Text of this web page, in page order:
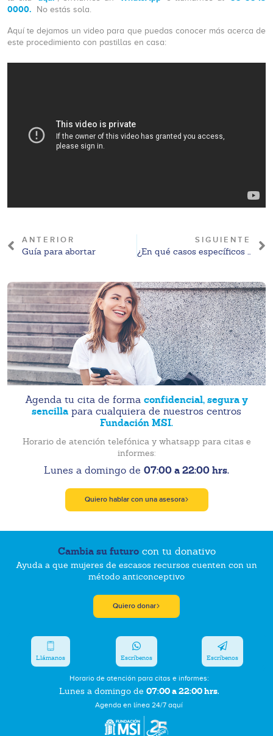
0000.
No estás sola.
Aquí te dejamos un video para que puedas conocer más acerca de
este procedimiento con pastillas en casa:
ANTERIOR
Guía para abortar
SIGUIENTE
¿En qué casos específicos es legal el aborto en México?
Agenda tu cita de forma confidencial, segura y
sencilla para cualquiera de nuestros centros
Fundación MSI.
Horario de atención telefónica y whatsapp para citas e
informes:
Lunes a domingo de 07:00 a 22:00 hrs.
Quiero hablar con una asesora
Cambia su futurocon tu donativo
Ayuda a que mujeres de escasos recursos cuenten con un
método anticonceptivo
Quiero donar
Horario de atención para citas e informes:
Lunes a domingo de 07:00 a 22:00 hrs.
Agenda en línea 24/7 aquí
Llámanos Escríbenos Escríbenos